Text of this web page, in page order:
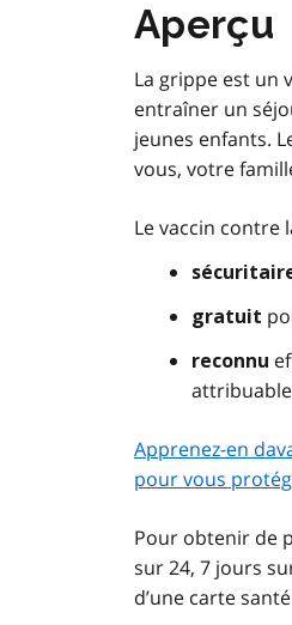
Aperçu
La grippe est un
entraîner un
jeunes enfants.
vous, votre
Le vaccin contre
gratuit
reconnu
Apprenez-en
pour vous
Pour obtenir de
sur 24, 7 jours
d’une carte